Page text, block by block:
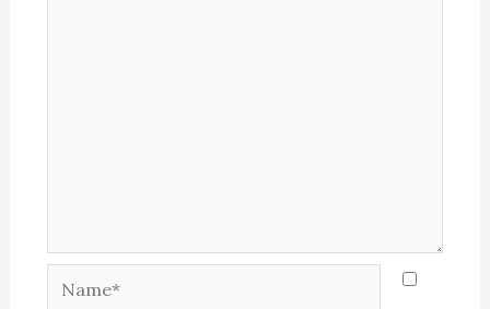
Name*